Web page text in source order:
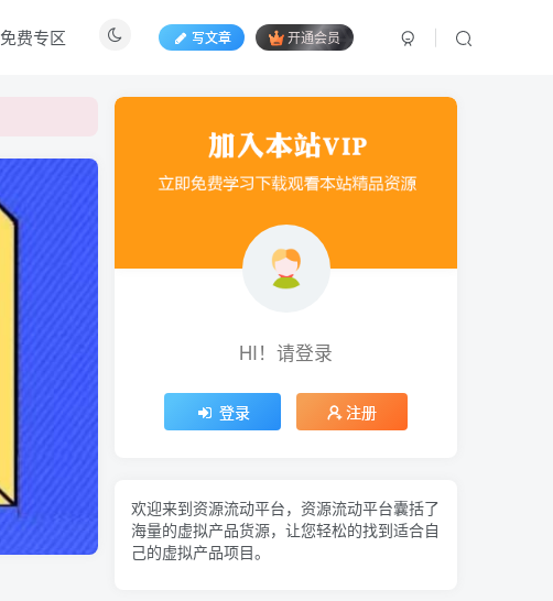
写文章 开通会员
免费专区
HI！请登录
登录 注册
欢迎来到资源流动平台，资源流动平台囊括了
海量的虚拟产品货源，让您轻松的找到适合自
己的虚拟产品项目。